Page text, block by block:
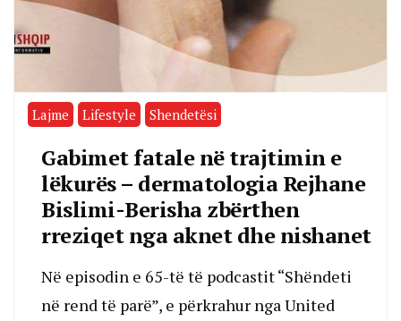
Lajme Lifestyle Shendetësi
Gabimet fatale në trajtimin e
lëkurës – dermatologia Rejhane
Bislimi-Berisha zbërthen
rreziqet nga aknet dhe nishanet
Në episodin e 65-të të podcastit “Shëndeti
në rend të parë”, e përkrahur nga United